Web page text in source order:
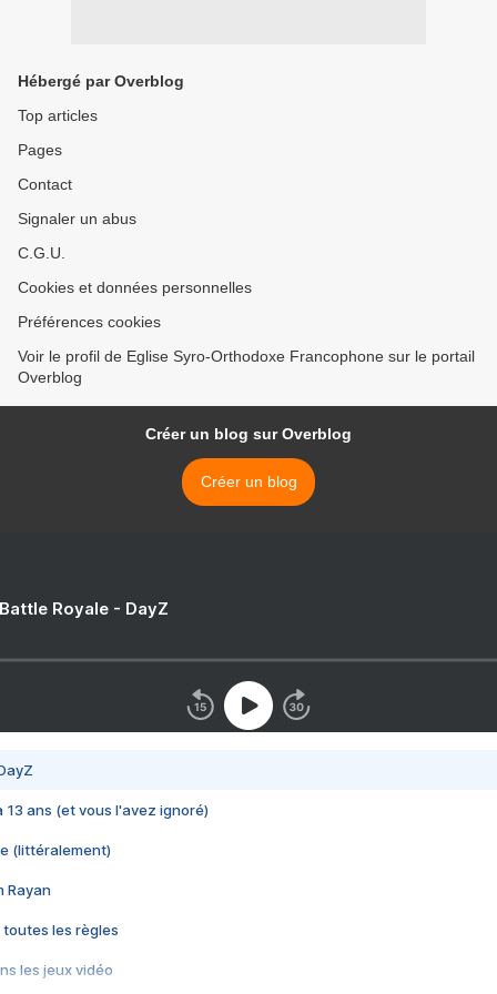
Hébergé par Overblog
Top articles
Pages
Contact
Signaler un abus
C.G.U.
Cookies et données personnelles
Préférences cookies
Voir le profil de Eglise Syro-Orthodoxe Francophone sur le portail
Overblog
Créer un blog sur Overblog
Créer un blog
Royale - DayZ
13 ans (et vous l'avez ignoré)
(littéralement)
Rayan
toutes les règles
les jeux vidéo